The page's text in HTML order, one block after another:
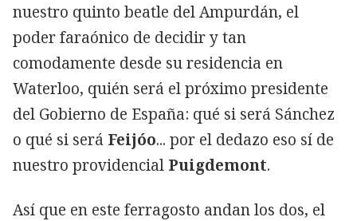
nuestro quinto beatle del Ampurdán, el
poder faraónico de decidir y tan
comodamente desde su residencia en
Waterloo, quién será el próximo presidente
del Gobierno de España: qué si será Sánchez
o qué si será Feijóo... por el dedazo eso sí de
nuestro providencial Puigdemont.
Así que en este ferragosto andan los dos, el